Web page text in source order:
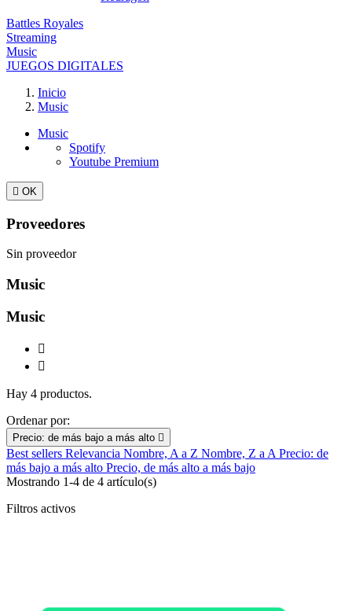
Battles Royales
Streaming
Music
JUEGOS DIGITALES
Inicio
Music
Music
Spotify
Youtube Premium
 OK
Proveedores
Sin proveedor
Music
Music


Hay 4 productos.
Ordenar por:
Precio: de más bajo a más alto 
Best sellers Relevancia Nombre, A a Z Nombre, Z a APrecio: de
más bajo a más alto Precio, de más alto a más bajo
Mostrando 1-4 de 4 artículo(s)
Filtros activos